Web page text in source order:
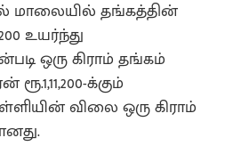
தங்கத்தின்
உயர்ந்து
ஒரு கிராம் தங்கம்
ரூ.1,11,200-க்கும்
விலை ஒரு கிராம்